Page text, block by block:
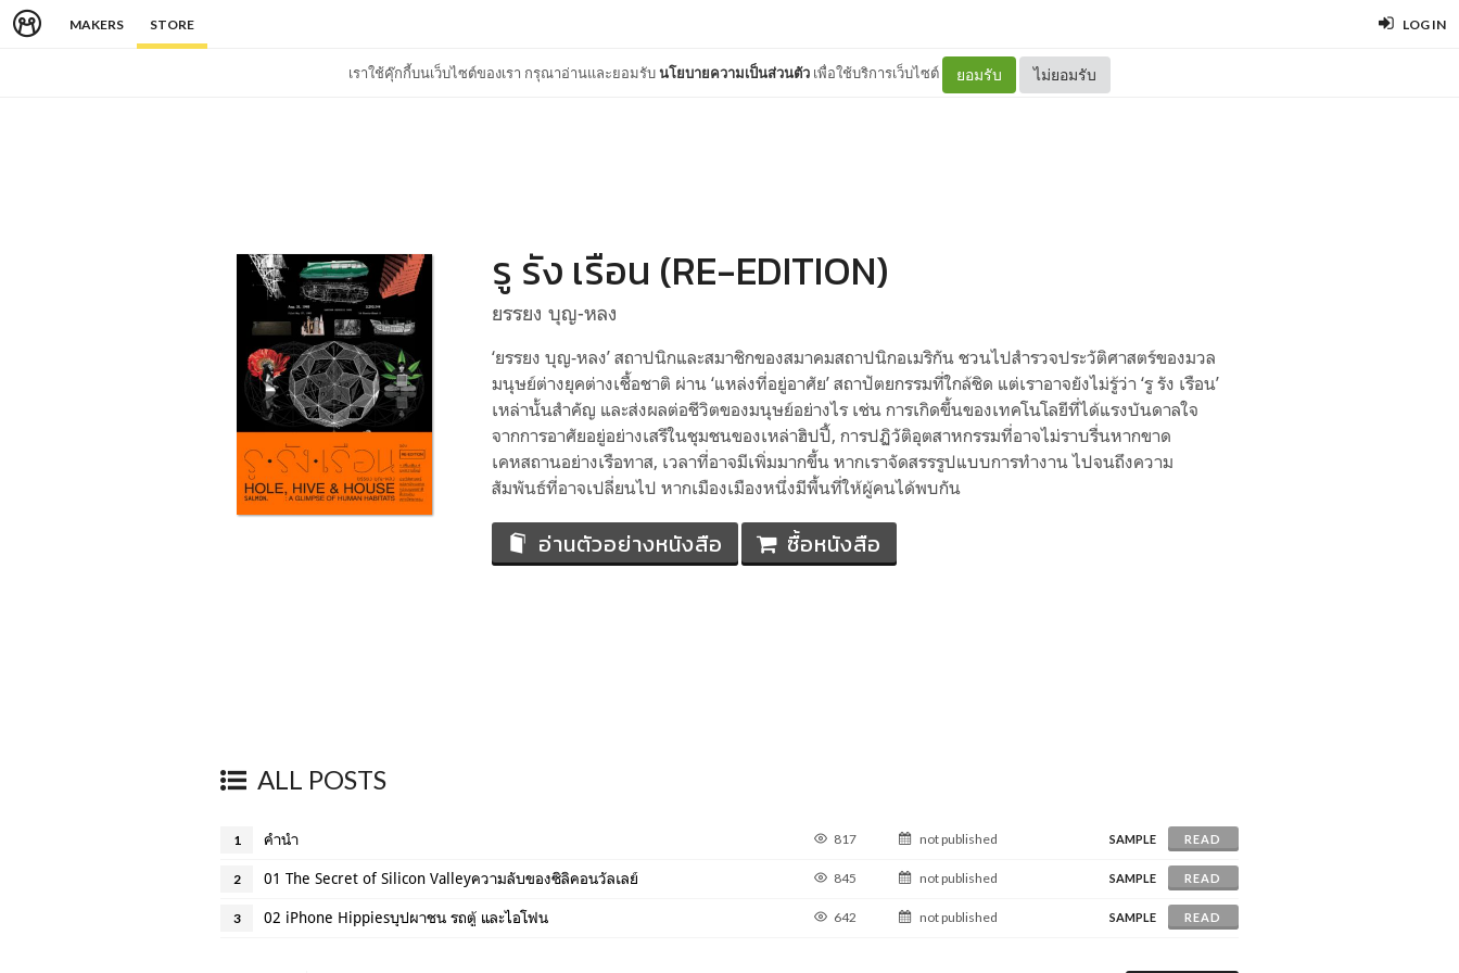
MAKERS STORE LOG IN
เราใช้คุ๊กกี้บนเว็บไซต์ของเรา กรุณาอ่านและยอมรับนโยบายความเป็นส่วนตัว เพื่อใช้บริการเว็บไซต์ ยอมรับ ไม่ยอมรับ
รู รัง เรือน (RE-EDITION)
ยรรยง บุญ-หลง
‘ยรรยง บุญ-หลง’ สถาปนิกและสมาชิกของสมาคมสถาปนิกอเมริกัน ชวนไปสำรวจประวัติศาสตร์ของมวล
มนุษย์ต่างยุคต่างเชื้อชาติ ผ่าน ‘แหล่งที่อยู่อาศัย’ สถาปัตยกรรมที่ใกล้ชิด แต่เราอาจยังไม่รู้ว่า ‘รู รัง เรือน’
เหล่านั้นสำคัญ และส่งผลต่อชีวิตของมนุษย์อย่างไร เช่น การเกิดขึ้นของเทคโนโลยีที่ได้แรงบันดาลใจ
จากการอาศัยอยู่อย่างเสรีในชุมชนของเหล่าฮิปปี้, การปฏิวัติอุตสาหกรรมที่อาจไม่ราบรื่นหากขาด
เคหสถานอย่างเรือทาส, เวลาที่อาจมีเพิ่มมากขึ้น หากเราจัดสรรรูปแบบการทำงาน ไปจนถึงความ
สัมพันธ์ที่อาจเปลี่ยนไป หากเมืองเมืองหนึ่งมีพื้นที่ให้ผู้คนได้พบกัน
อ่านตัวอย่างหนังสือ ซื้อหนังสือ
ALL POSTS
1 คำนำ 817 not published SAMPLE READ
2 01 The Secret of Silicon Valleyความลับของซิลิคอนวัลเลย์ 845 not published SAMPLE READ
3 02 iPhone Hippiesบุปผาชน รถตู้ และไอโฟน 642 not published SAMPLE READ